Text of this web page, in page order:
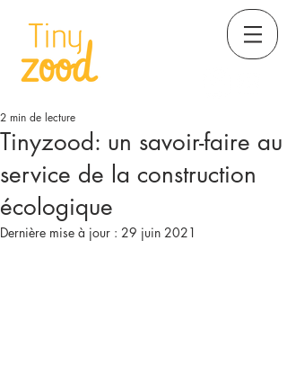
Tinyzood: un savoir-faire au
service de la construction
écologique
2 min de lecture
Dernière mise à jour : 29 juin 2021